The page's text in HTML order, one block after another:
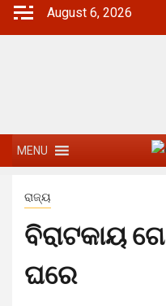
August 6, 2026
MENU
ରାଜ୍ୟ
ବିରାଟକାୟ
ଘରେ